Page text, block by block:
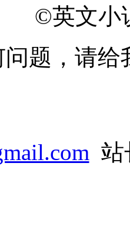
©英文小
题，请给
站